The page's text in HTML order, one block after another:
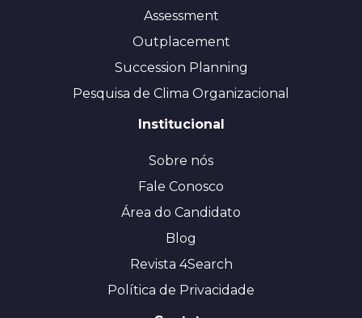
Assessment
Outplacement
Succession Planning
Pesquisa de Clima Organizacional
Institucional
Sobre nós
Fale Conosco
Área do Candidato
Blog
Revista 4Search
Política de Privacidade